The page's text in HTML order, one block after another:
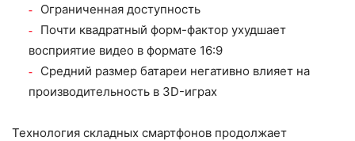
Ограниченная доступность
Почти квадратный форм-фактор ухудшает
восприятие видео в формате 16:9
Средний размер батареи негативно влияет на
производительность в 3D-играх
Технология складных смартфонов продолжает